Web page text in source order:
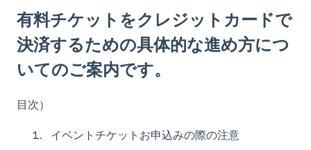
有料チケットをクレジットカードで
決済するための具体的な進め方につ
いてのご案内です。
目次）
イベントチケットお申込みの際の注意